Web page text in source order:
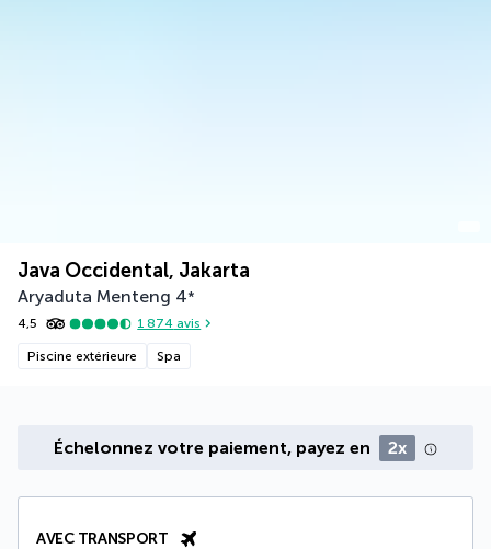
Java Occidental, Jakarta
Aryaduta Menteng 4*
4,5 1 874 avis
Piscine extérieure Spa
Échelonnez votre paiement, payez en 2x
AVEC TRANSPORT